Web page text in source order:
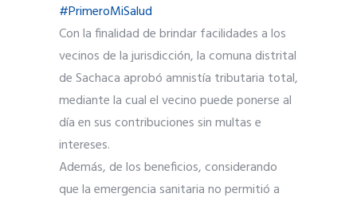
#PrimeroMiSalud
Con la finalidad de brindar facilidades a los
vecinos de la jurisdicción, la comuna distrital
de Sachaca aprobó amnistía tributaria total,
mediante la cual el vecino puede ponerse al
día en sus contribuciones sin multas e
intereses.
Además, de los beneficios, considerando
que la emergencia sanitaria no permitió a